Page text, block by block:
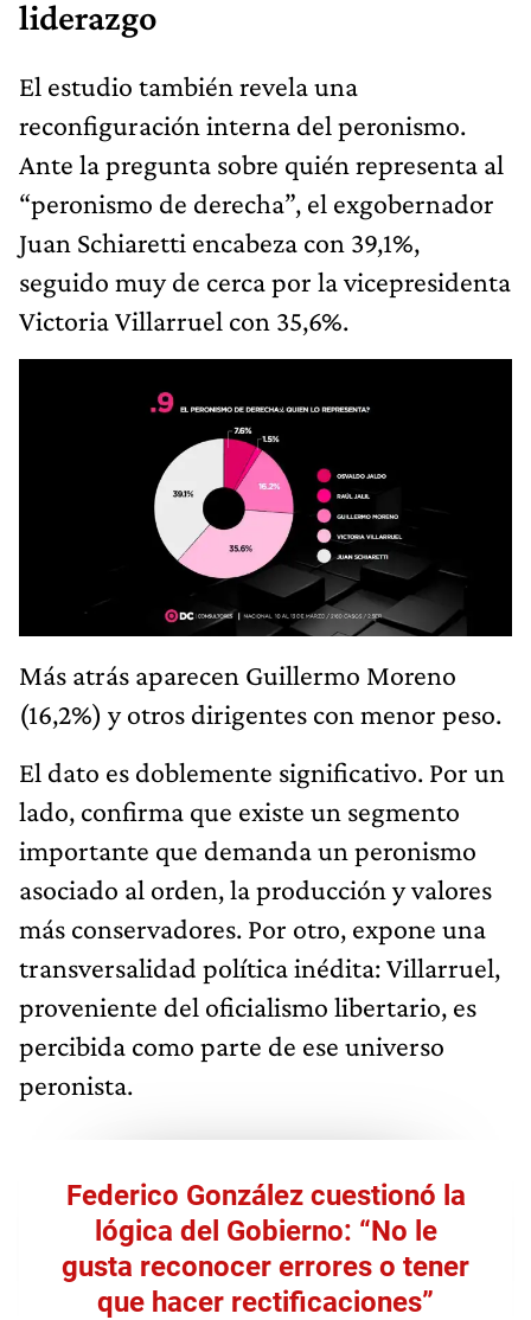
liderazgo
El estudio también revela una
reconfiguración interna del peronismo.
Ante la pregunta sobre quién representa al
“peronismo de derecha”, el exgobernador
Juan Schiaretti encabeza con 39,1%,
seguido muy de cerca por la vicepresidenta
Victoria Villarruel con 35,6%.
Más atrás aparecen Guillermo Moreno
(16,2%) y otros dirigentes con menor peso.
El dato es doblemente significativo. Por un
lado, confirma que existe un segmento
importante que demanda un peronismo
asociado al orden, la producción y valores
más conservadores. Por otro, expone una
transversalidad política inédita: Villarruel,
proveniente del oficialismo libertario, es
percibida como parte de ese universo
peronista.
Federico González cuestionó la
lógica del Gobierno: “No le
gusta reconocer errores o tener
que hacer rectificaciones”